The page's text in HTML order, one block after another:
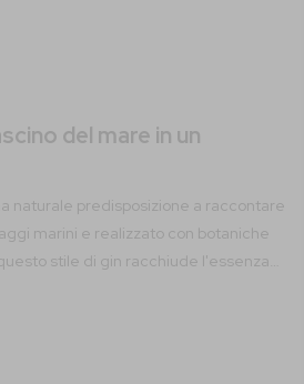
del mare in un
naturale predisposizione a raccontare
marini e realizzato con botaniche
stile di gin racchiude l'essenza